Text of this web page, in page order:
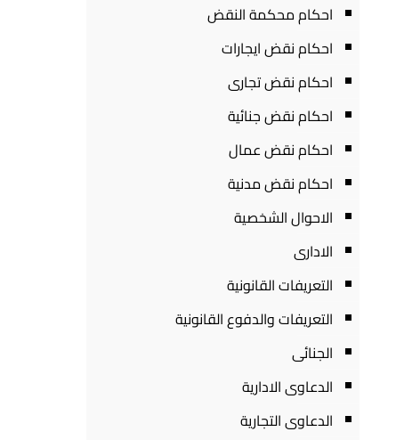
احكام محكمة النقض
احكام نقض ايجارات
احكام نقض تجارى
احكام نقض جنائية
احكام نقض عمال
احكام نقض مدنية
الاحوال الشخصية
الادارى
التعريفات القانونية
التعريفات والدفوع القانونية
الجنائى
الدعاوى الادارية
الدعاوى التجارية